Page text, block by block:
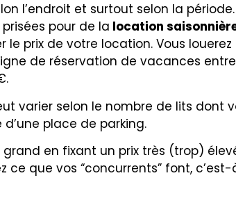
l’endroit et surtout selon la
pour de la location
prix de votre location. Vous
de réservation de vacances
varier selon le nombre de lits dont
place de parking.
en fixant un prix très (trop)
que vos “concurrents” font,